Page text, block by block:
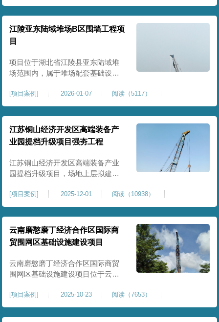
建设的前置基础性地基处理工程。
项目场地为园区新建工业建设用
地，原始场地土层松散、土质均匀
性较差、土体固结度不足，天然地
基承载力偏低。汽车零部件生产厂
房对地基平整度、整体刚度、沉降
控
江陵亚东陆域堆场B区围墙工程项
目
项目位于湖北省江陵县亚东陆域堆
场范围内，属于堆场配套基础设施
墙及附属设施建设，是保障场区边
界围护结构稳定、提升场地整体建
设标准的前置关键工程，本项目强
夯处理总面积20000㎡，施工范围为
陆域堆场B区围墙沿线及配套场地。
原场地土层松散、回填不均、固结
程度差，地基承载力较低，且堆
[项目案例] 2026-01-07 阅读（5117）
江苏铜山经济开发区高端装备产
业园提档升级项目强夯工程
江苏铜山经济开发区高端装备产业
园提档升级项目，场地上层拟建厂
施。占地面积约130000㎡.项目采用
强夯工艺对地基进行加固处理，确
保处理后地基承载力特征值
≥100kPa、压实系数≥0.94、压缩模
量≥5MPa，工程实施后将有效提升
场地整体承载力与均匀性，消除不
均匀沉降隐患，为园区高端装备产
业项目
[项目案例] 2025-12-01 阅读（10938）
云南磨憨磨丁经济合作区国际商
贸围网区基础设施建设项目
云南磨憨磨丁经济合作区国际商贸
围网区基础设施建设项目位于云南
商贸、口岸监管、通关查验的重要
基础设施工程。项目建设内容主要
为场地地基处理，处理总面积约 5
[项目案例] 2025-10-23 阅读（7653）